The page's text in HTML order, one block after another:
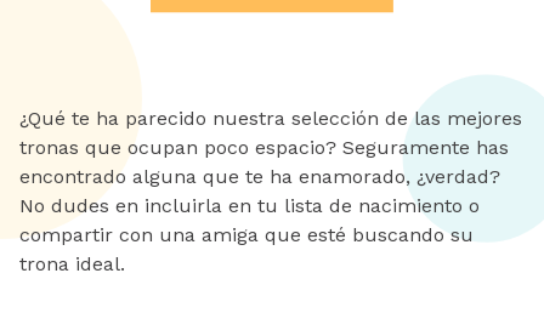
¿Qué te ha parecido nuestra selección de las mejores
tronas que ocupan poco espacio? Seguramente has
encontrado alguna que te ha enamorado, ¿verdad?
No dudes en incluirla en tu lista de nacimiento o
compartir con una amiga que esté buscando su
trona ideal.